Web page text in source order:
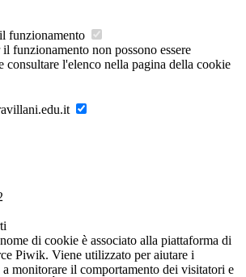
funzionamento
funzionamento non possono essere
consultare l'elenco nella pagina della cookie
di cookie è associato alla piattaforma di
Piwik. Viene utilizzato per aiutare i
monitorare il comportamento dei visitatori e